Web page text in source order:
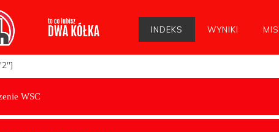
INDEKS WYNIKI
WSC